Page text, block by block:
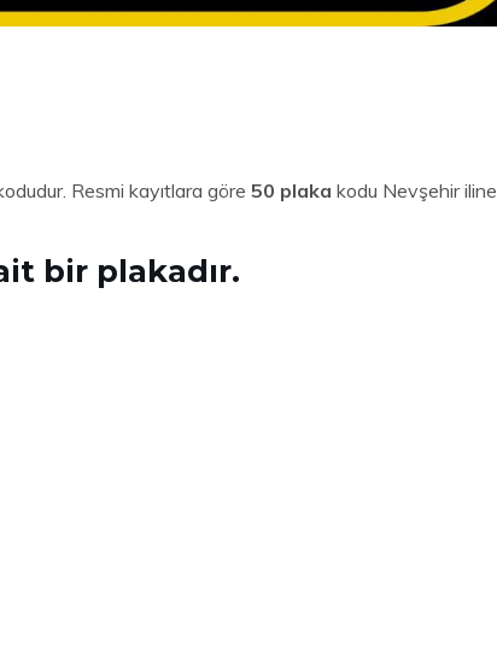
Resmi kayıtlara göre 50 plaka kodu Nevşehir iline
bir plakadır.